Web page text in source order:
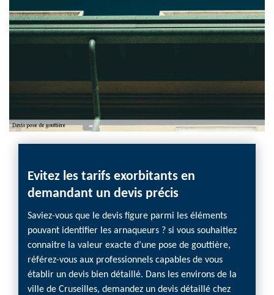
Evitez les tarifs exorbitants en
demandant un devis précis
Saviez-vous que le devis figure parmi les éléments
pouvant identifier les arnaqueurs ? si vous souhaitiez
connaitre la valeur exacte d’une pose de gouttière,
référez-vous aux professionnels capables de vous
établir un devis bien détaillé. Dans les environs de la
ville de Cruseilles, demandez un devis détaillé chez